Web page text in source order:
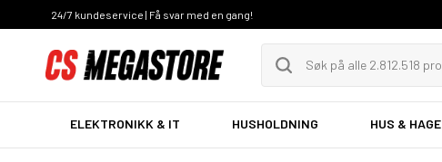
24/7 kundeservice | Få svar med en gang!
ELEKTRONIKK & IT HUSHOLDNING HUS & HAGE